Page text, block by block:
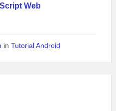
Web
in Tutorial Android